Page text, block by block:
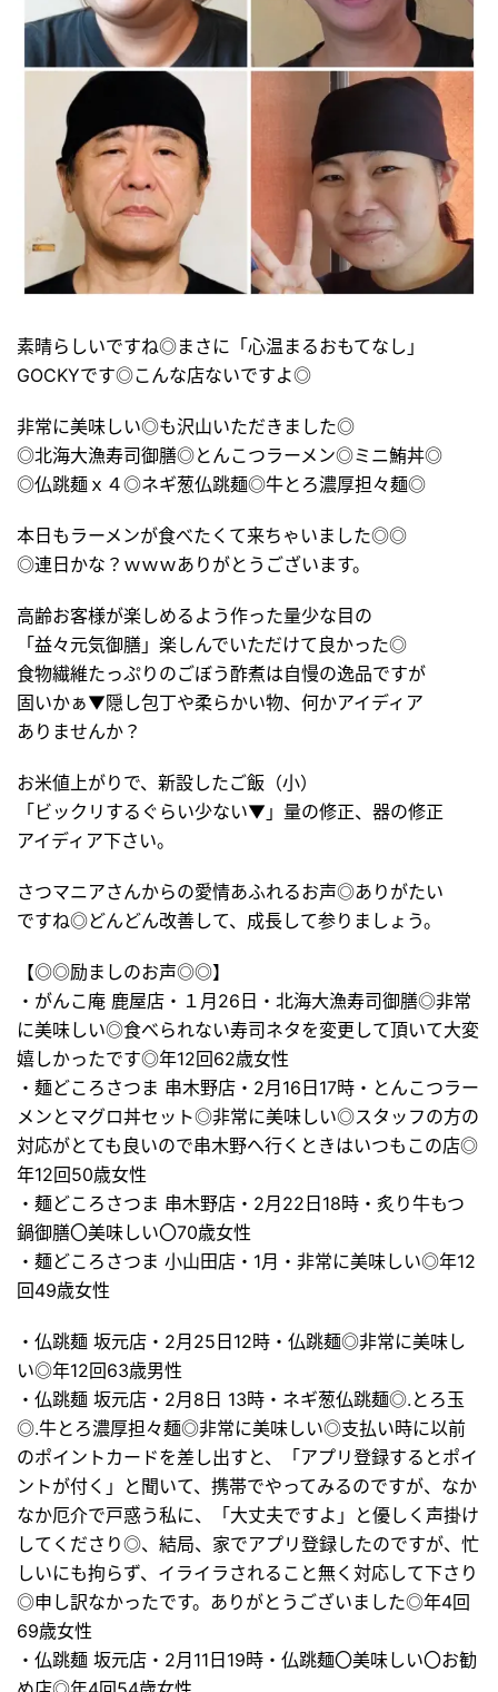
素晴らしいですね◎まさに「心温まるおもてなし」
GOCKYです◎こんな店ないですよ◎
非常に美味しい◎も沢山いただきました◎
◎北海大漁寿司御膳◎とんこつラーメン◎ミニ鮪丼◎
◎仏跳麺ｘ４◎ネギ葱仏跳麺◎牛とろ濃厚担々麺◎
本日もラーメンが食べたくて来ちゃいました◎◎
◎連日かな？ｗｗｗありがとうございます。
高齢お客様が楽しめるよう作った量少な目の
「益々元気御膳」楽しんでいただけて良かった◎
食物繊維たっぷりのごぼう酢煮は自慢の逸品ですが
固いかぁ▼隠し包丁や柔らかい物、何かアイディア
ありませんか？
お米値上がりで、新設したご飯（小）
「ビックリするぐらい少ない▼」量の修正、器の修正
アイディア下さい。
さつマニアさんからの愛情あふれるお声◎ありがたい
ですね◎どんどん改善して、成長して参りましょう。
【◎◎励ましのお声◎◎】
・がんこ庵 鹿屋店・１月26日・北海大漁寿司御膳◎非常
に美味しい◎食べられない寿司ネタを変更して頂いて大変
嬉しかったです◎年12回62歳女性
・麺どころさつま 串木野店・2月16日17時・とんこつラー
メンとマグロ丼セット◎非常に美味しい◎スタッフの方の
対応がとても良いので串木野へ行くときはいつもこの店◎
年12回50歳女性
・麺どころさつま 串木野店・2月22日18時・炙り牛もつ
鍋御膳〇美味しい〇70歳女性
・麺どころさつま 小山田店・1月・非常に美味しい◎年12
回49歳女性
・仏跳麺 坂元店・2月25日12時・仏跳麺◎非常に美味し
い◎年12回63歳男性
・仏跳麺 坂元店・2月8日 13時・ネギ葱仏跳麺◎.とろ玉
◎.牛とろ濃厚担々麺◎非常に美味しい◎支払い時に以前
のポイントカードを差し出すと、「アプリ登録するとポイ
ントが付く」と聞いて、携帯でやってみるのですが、なか
なか厄介で戸惑う私に、「大丈夫ですよ」と優しく声掛け
してくださり◎、結局、家でアプリ登録したのですが、忙
しいにも拘らず、イライラされること無く対応して下さり
◎申し訳なかったです。ありがとうございました◎年4回
69歳女性
・仏跳麺 坂元店・2月11日19時・仏跳麺〇美味しい〇お勧